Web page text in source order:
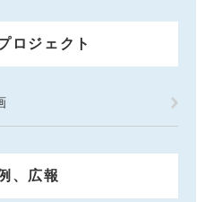
ロジェクト
、広報